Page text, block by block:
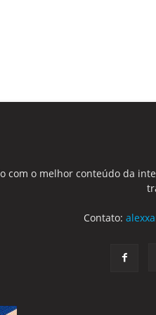
com o melhor conteúdo da
Contato: